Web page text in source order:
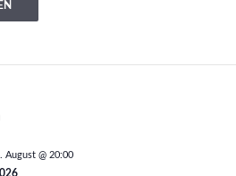
August @ 20:00